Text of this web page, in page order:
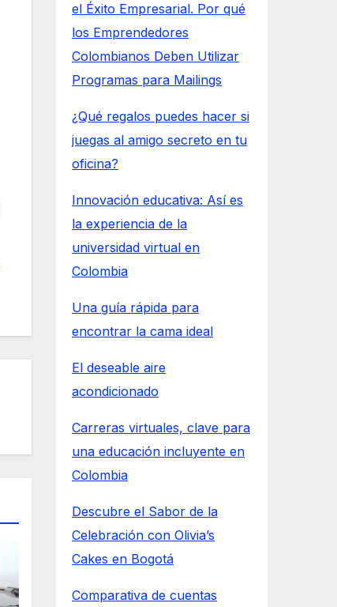
el Éxito Empresarial. Por qué
los Emprendedores
Colombianos Deben Utilizar
Programas para Mailings
¿Qué regalos puedes hacer si
juegas al amigo secreto en tu
oficina?
Innovación educativa: Así es
la experiencia de la
universidad virtual en
Colombia
Una guía rápida para
encontrar la cama ideal
El deseable aire
acondicionado
Carreras virtuales, clave para
una educación incluyente en
Colombia
Descubre el Sabor de la
Celebración con Olivia’s
Cakes en Bogotá
Comparativa de cuentas